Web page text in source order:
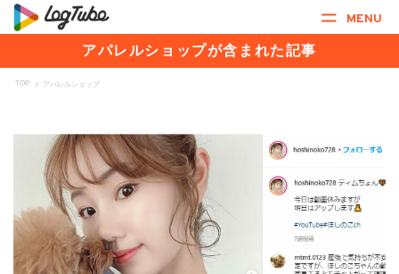
MENU
アパレルショップが含まれた記事
TOP > アパレルショップ